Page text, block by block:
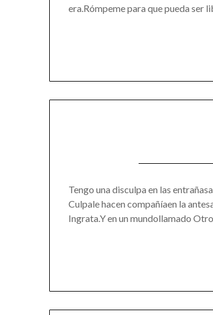
era.Rómpeme para que pueda ser
Tengo una disculpa en las
Culpale hacen compañíaen la
Ingrata.Y en un mundollamado